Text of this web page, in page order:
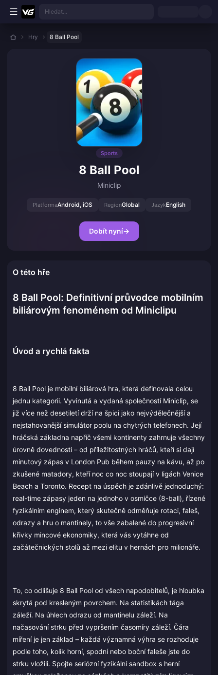
Přejít k hlavnímu obsahu
Hledat...
Hry 8 Ball Pool
Sports
8 Ball Pool
Miniclip
PlatformaAndroid, iOS RegionGlobal JazykEnglish
Dobít nyní→
O této hře
8 Ball Pool: Definitivní průvodce mobilním
biliárovým fenoménem od Miniclipu
Úvod a rychlá fakta
8 Ball Pool je mobilní biliárová hra, která definovala celou
jednu kategorii. Vyvinutá a vydaná společností Miniclip, se
již více než desetiletí drží na špici jako nejvýdělečnější a
nejstahovanější simulátor poolu na chytrých telefonech. Její
hráčská základna napříč všemi kontinenty zahrnuje všechny
úrovně dovedností – od příležitostných hráčů, kteří si dají
minutový zápas v London Pub během pauzy na kávu, až po
zkušené matadory, kteří noc co noc stoupají v ligách Venice
Beach a Toronto. Recept na úspěch je zdánlivě jednoduchý:
real-time zápasy jeden na jednoho v osmičce (8-ball), řízené
fyzikálním enginem, který skutečně odměňuje rotaci, faleš,
odrazy a hru o mantinely, to vše zabalené do progresivní
křivky mincové ekonomiky, která vás vytáhne od
začátečnických stolů až mezi elitu v hernách pro milionáře.
To, co odlišuje 8 Ball Pool od všech napodobitelů, je hloubka
skrytá pod kresleným povrchem. Na statistikách tága
záleží. Na úhlech odrazu od mantinelu záleží. Na
načasování strku před vypršením časomíry záleží. Čára
míření je jen základ – každá významná výhra se rozhoduje
podle toho, kolik horní, spodní nebo boční faleše jste do
strku vložili. Spojte seriózní fyzikální sandbox s herní